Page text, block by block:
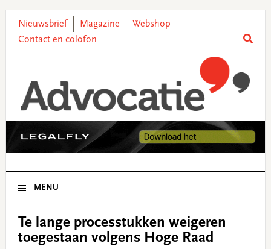
primary
main
primary
footer
Nieuwsbrief Magazine
Webshop
Contact en colofon
MENU
Te lange processtukken weigeren
toegestaan volgens Hoge Raad